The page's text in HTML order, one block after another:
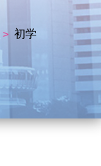
> 初学者必读：黄